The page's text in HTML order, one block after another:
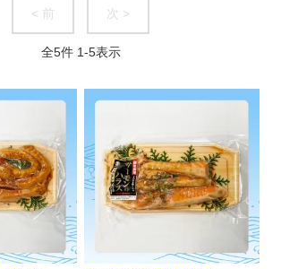
< 前 次 >
全5件 1-5表示